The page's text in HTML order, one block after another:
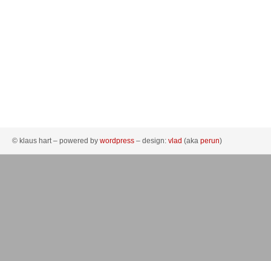
© klaus hart – powered by wordpress – design: vlad (aka perun)